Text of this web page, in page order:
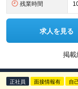
残業時間
求人を見る
掲載
正社員 面接情報有 自